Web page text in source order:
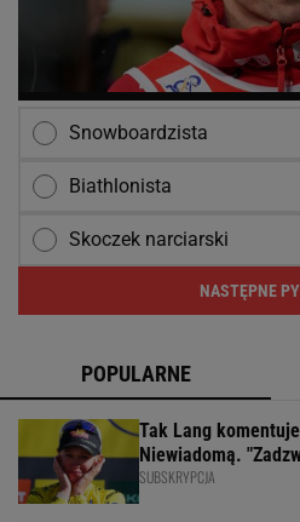
Snowboardzista
Biathlonista
Skoczek narciarski
NASTĘPNE
POPULARNE
Tak Lang
Niewiadomą.
SUBSKRYPCJA